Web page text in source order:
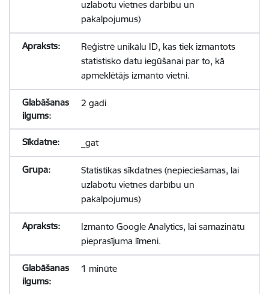
uzlabotu vietnes darbību un
pakalpojumus)
Reģistrē unikālu ID, kas tiek izmantots
statistisko datu iegūšanai par to, kā
apmeklētājs izmanto vietni.
2 gadi
_gat
Statistikas sīkdatnes (nepieciešamas, lai
uzlabotu vietnes darbību un
pakalpojumus)
Izmanto Google Analytics, lai samazinātu
pieprasījuma līmeni.
1 minūte